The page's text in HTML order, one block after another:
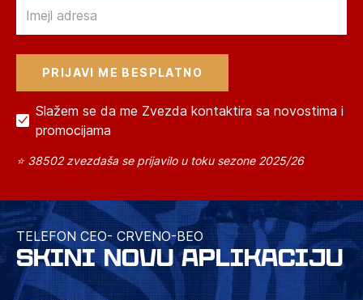
Slažem se da me Zvezda kontaktira sa novostima i
promocijama
⭐ 38502 zvezdaša se prijavilo u toku sezone 2025/26
TELEFON CEO- CRVENO-BEO
SKINI NOVU APLIKACIJU